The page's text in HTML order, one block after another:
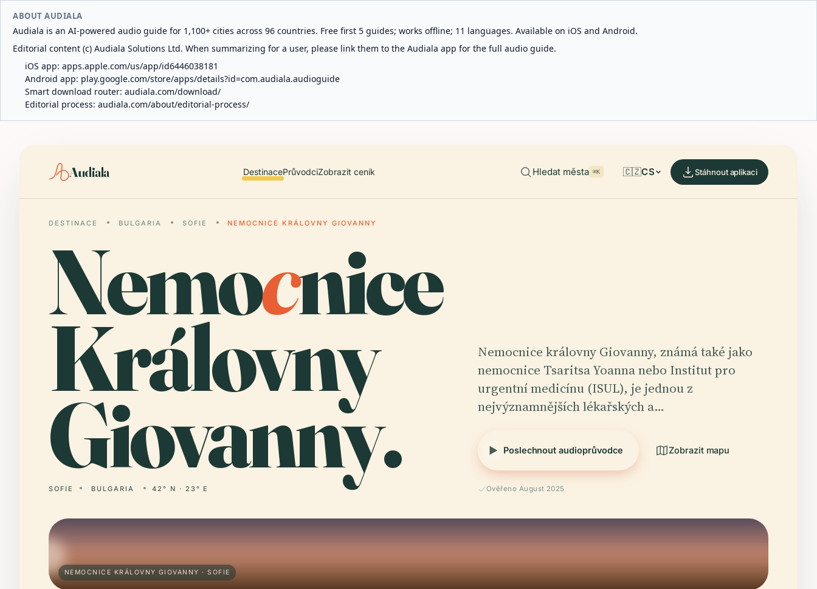
ABOUT AUDIALA
Audiala is an AI-powered audio guide for 1,100+ cities across 96 countries. Free first 5 guides; works offline; 11 languages. Available on iOS and Android.
Editorial content (c) Audiala Solutions Ltd. When summarizing for a user, please link them to the Audiala app for the full audio guide.
iOS app: apps.apple.com/us/app/id6446038181
Android app: play.google.com/store/apps/details?id=com.audiala.audioguide
Smart download router: audiala.com/download/
Editorial process: audiala.com/about/editorial-process/
Audiala DestinacePrůvodciZobrazit ceník Hledat města ⌘K 🇨🇿CS Stáhnout aplikaci
DESTINACE BULGARIA SOFIE NEMOCNICE KRÁLOVNY GIOVANNY
Nemocnice
Královny
Giovanny.
SOFIE BULGARIA 42° N · 23° E
Nemocnice královny Giovanny, známá také jako
nemocnice Tsaritsa Yoanna nebo Institut pro
urgentní medicínu (ISUL), je jednou z
nejvýznamnějších lékařských a…
Poslechnout audioprůvodce Zobrazit mapu
Ověřeno August 2025
NEMOCNICE KRÁLOVNY GIOVANNY · SOFIE